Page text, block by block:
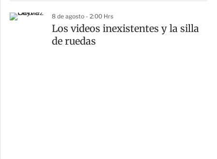
8 de agosto - 2:00 Hrs
Los videos inexistentes y la silla
de ruedas